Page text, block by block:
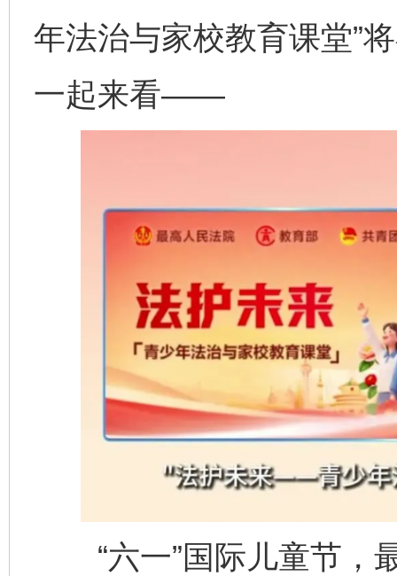
年法治与家校教育课堂”
一起来看——
“六一”国际儿童节，